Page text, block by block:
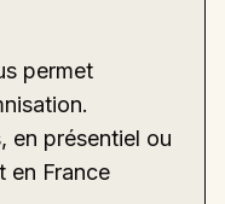
permet
en présentiel ou
en France